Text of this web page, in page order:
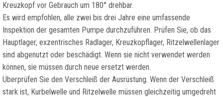
Kreuzkopf vor Gebrauch um 180° drehbar.
Es wird empfohlen, alle zwei bis drei Jahre eine umfassende
Inspektion der gesamten Pumpe durchzuführen. Prüfen Sie, ob das
Hauptlager, exzentrisches Radlager, Kreuzkopflager, Ritzelwellenlager
sind abgenutzt oder beschädigt. Wenn sie nicht verwendet werden
können, sie müssen durch neue ersetzt werden.
Überprüfen Sie den Verschleiß der Ausrüstung. Wenn der Verschleiß
stark ist, Kurbelwelle und Ritzelwelle müssen gleichzeitig umgedreht